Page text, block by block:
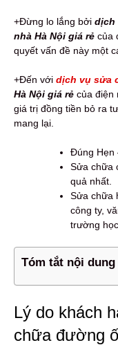
+Đừng lo lắng bởi dịch
nhà Hà Nội giá rẻ của
quyết vấn đề này một
+Đến với dịch vụ sửa
Hà Nội giá rẻ của điện
giá trị đồng tiền bỏ ra
mang lại.
Đúng Hẹn
Sửa chữa
quả nhất.
Sửa chữa
công ty,
trường học
Tóm tắt nội
Lý do khách
chữa đường